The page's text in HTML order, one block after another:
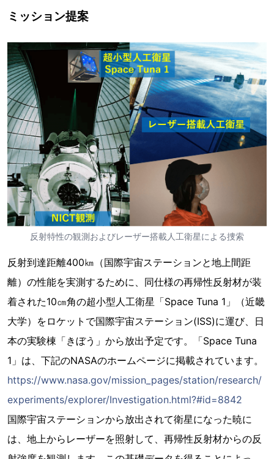
ミッション提案
反射特性の観測およびレーザー搭載人工衛星による捜索
反射到達距離400㎞（国際宇宙ステーションと地上間距
離）の性能を実測するために、同仕様の再帰性反射材が装
着された10㎝角の超小型人工衛星「Space Tuna 1」（近畿
大学）をロケットで国際宇宙ステーション(ISS)に運び、日
本の実験棟「きぼう」から放出予定です。「Space Tuna
1」は、下記のNASAのホームページに掲載されています。
https://www.nasa.gov/mission_pages/station/research/
experiments/explorer/Investigation.html?#id=8842
国際宇宙ステーションから放出されて衛星になった暁に
は、地上からレーザーを照射して、再帰性反射材からの反